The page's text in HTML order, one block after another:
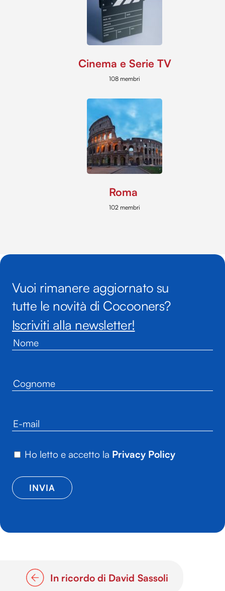
Cinema e Serie TV
108 membri
Roma
102 membri
Vuoi rimanere aggiornato su
tutte le novità di Cocooners?
Iscriviti alla newsletter!
Ho letto e accetto la Privacy Policy
In ricordo di David Sassoli